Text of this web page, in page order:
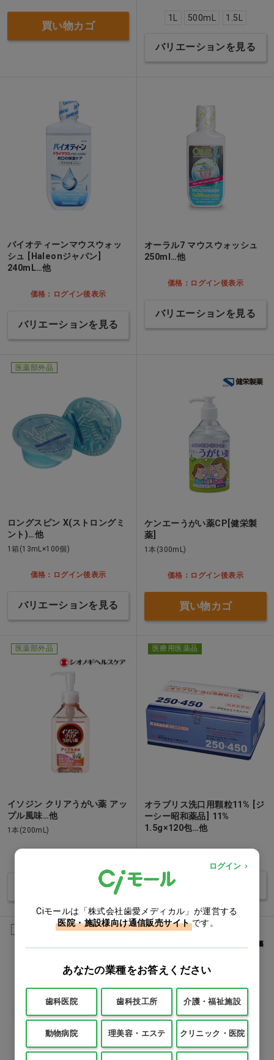
買い物カゴ
1L 500mL 1.5L
バリエーションを見る
バイオティーンマウスウォッ
シュ [Haleonジャパン]
240mL…他
価格：ログイン後表示
バリエーションを見る
オーラル7 マウスウォッシュ
250ml…他
価格：ログイン後表示
バリエーションを見る
医薬部外品
ロングスピン X(ストロングミ
ント)…他
1箱(13mL×100個)
価格：ログイン後表示
バリエーションを見る
ケンエーうがい薬CP[健栄製
薬]
1本(300mL)
価格：ログイン後表示
買い物カゴ
医薬部外品
イソジン クリアうがい薬 アッ
プル風味…他
1本(200mL)
バリエーションを見る
医療用医薬品
オラブリス洗口用顆粒11% [ジ
ーシー昭和薬品] 11%
1.5g×120包…他
バリエーションを見る
ログイン
Ciモールは「株式会社歯愛メディカル」が運営する
医院・施設様向け通信販売サイト です。
あなたの業種をお答えください
歯科医院 歯科技工所 介護・福祉施設
動物病院 理美容・エステ クリニック・医院